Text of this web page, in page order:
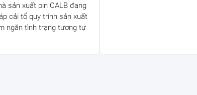
sản xuất pin CALB đang
cải tổ quy trình sản xuất
ngăn tình trạng tương tự